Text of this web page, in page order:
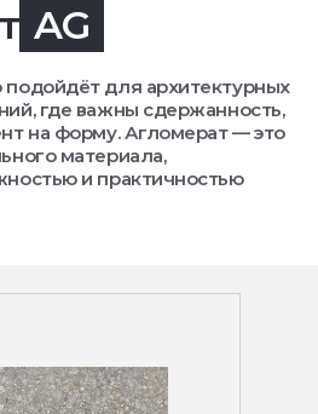
AG
для архитектурных
где важны сдержанность,
на форму. Агломерат — это
материала,
и практичностью